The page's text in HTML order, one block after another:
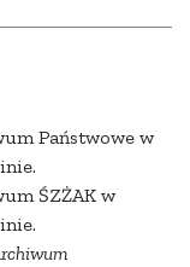
Państwowe w
ŚZŻAK w